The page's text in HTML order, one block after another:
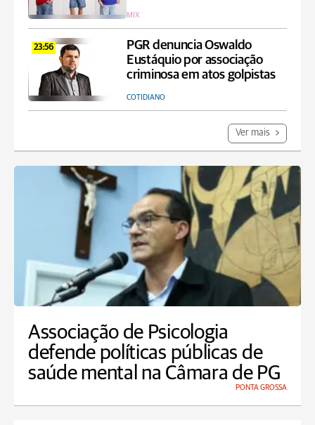
MIX
23:56
PGR denuncia Oswaldo
Eustáquio por associação
criminosa em atos golpistas
COTIDIANO
Ver mais
Associação de Psicologia
defende políticas públicas de
saúde mental na Câmara de PG
PONTA GROSSA